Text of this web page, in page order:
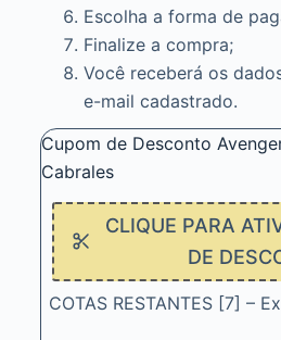
Escolha a forma de
Finalize a compra;
Você receberá os
e-mail cadastrado.
Cupom de Desconto
Cabrales
CLIQUE PARA
DE
COTAS RESTANTES [7] –